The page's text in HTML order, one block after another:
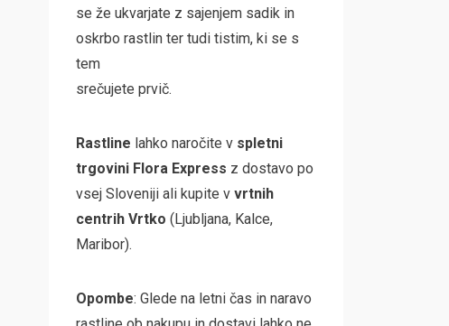
se že ukvarjate z sajenjem sadik in
oskrbo rastlin ter tudi tistim, ki se s
tem
srečujete prvič.
Rastline lahko naročite vspletni
trgovini Flora Express z dostavo po
vsej Sloveniji ali kupite v vrtnih
centrih Vrtko (Ljubljana, Kalce,
Maribor).
Opombe: Glede na letni čas in naravo